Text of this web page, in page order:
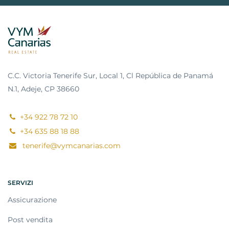
C.C. Victoria Tenerife Sur, Local 1, Cl República de Panamá
N.1, Adeje, CP 38660
+34 922 78 72 10
+34 635 88 18 88
tenerife@vymcanarias.com
SERVIZI
Assicurazione
Post vendita